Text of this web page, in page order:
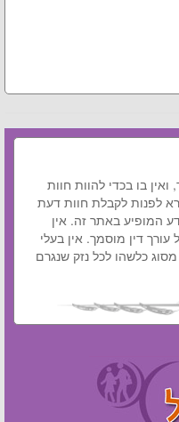
בו בכדי להוות חוות
לפנות לקבלת חוות דעת
המופיע באתר זה. אין
דין מוסמך. אין בעלי
כלשהו לכל נזק שנגרם